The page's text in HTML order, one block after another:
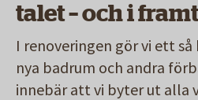
talet – och i
I renoveringen gör vi ett
nya badrum och andra
innebär att vi byter ut alla